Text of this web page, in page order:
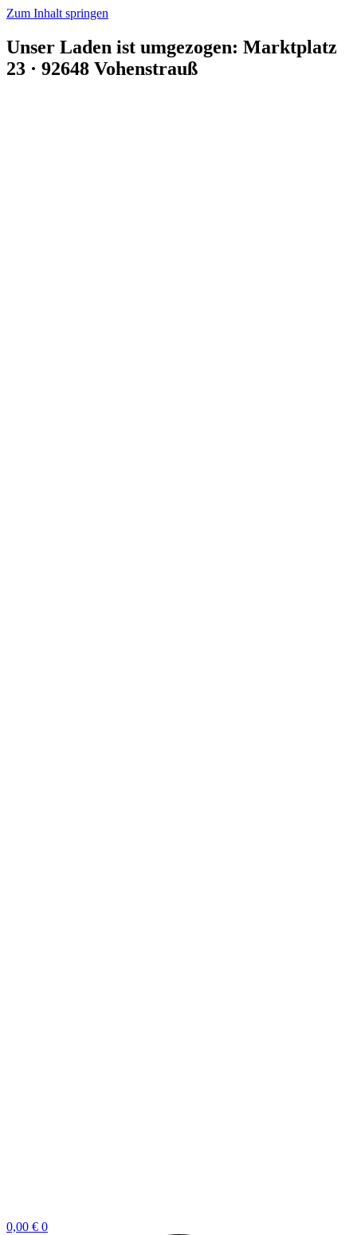
Zum Inhalt springen
Unser Laden ist umgezogen: Marktplatz
23 · 92648 Vohenstrauß
0,00 € 0